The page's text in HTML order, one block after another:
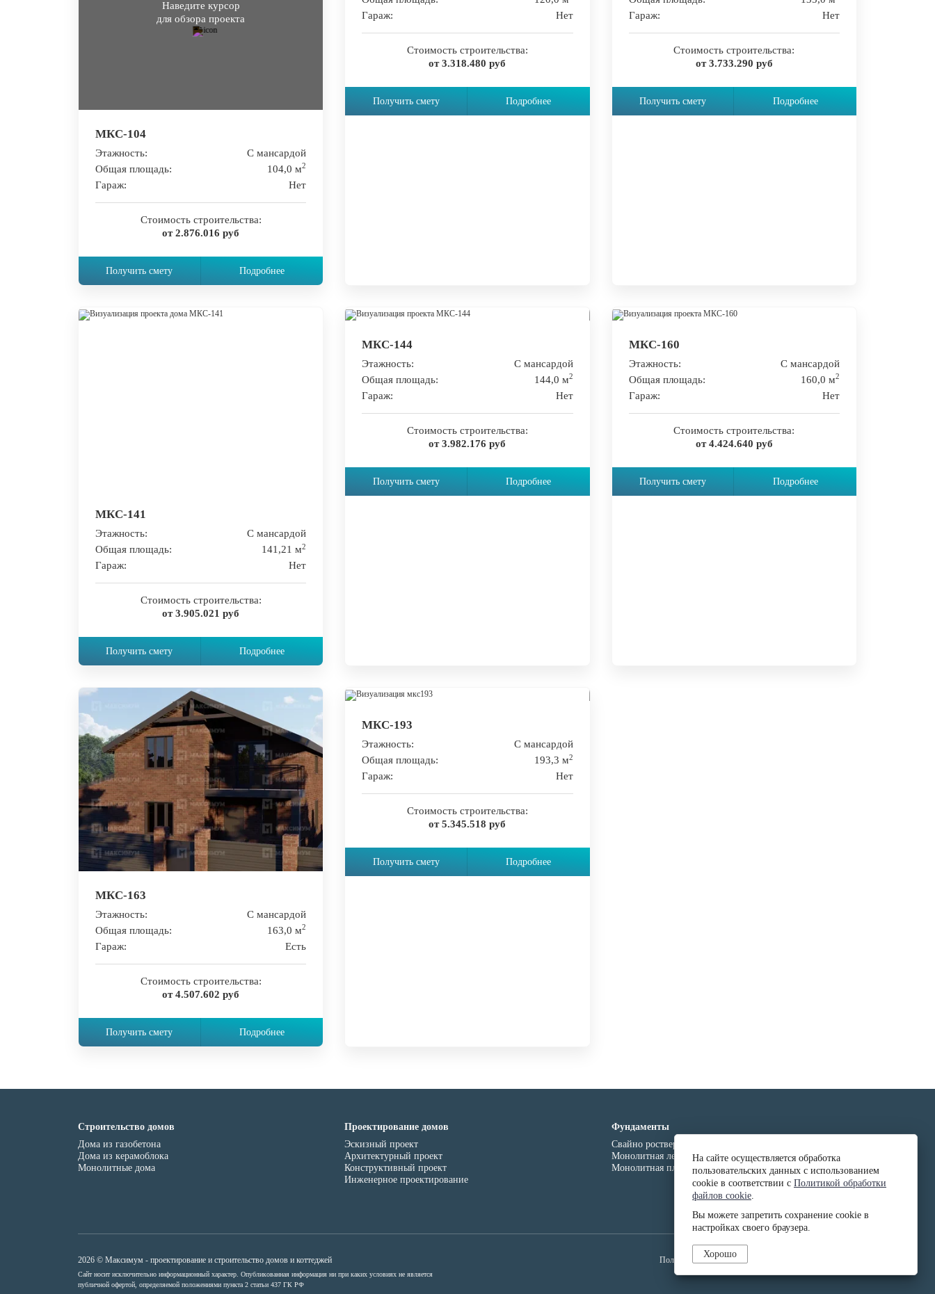
Наведите курсор
для обзора проекта
МКС-104
Этажность:
С мансардой
Общая площадь:
104,0 м2
Гараж: Нет
Стоимость строительства:
от 2.876.016 руб
Получить смету Подробнее
Гараж: Нет
Стоимость строительства:
от 3.318.480 руб
Получить смету Подробнее
Гараж: Нет
Стоимость строительства:
от 3.733.290 руб
Получить смету Подробнее
МКС-141
Этажность:
С мансардой
Общая площадь:
141,21 м2
Гараж: Нет
Стоимость строительства:
от 3.905.021 руб
Получить смету Подробнее
МКС-144
Этажность:
С мансардой
Общая площадь:
144,0 м2
Гараж: Нет
Стоимость строительства:
от 3.982.176 руб
Получить смету Подробнее
МКС-160
Этажность:
С мансардой
Общая площадь:
160,0 м2
Гараж: Нет
Стоимость строительства:
от 4.424.640 руб
Получить смету Подробнее
МКС-163
Этажность:
С мансардой
Общая площадь:
163,0 м2
Гараж: Есть
Стоимость строительства:
от 4.507.602 руб
Получить смету Подробнее
МКС-193
Этажность:
С мансардой
Общая площадь:
193,3 м2
Гараж: Нет
Стоимость строительства:
от 5.345.518 руб
Получить смету Подробнее
Строительство домов
Дома из газобетона
Дома из керамоблока
Монолитные дома
Проектирование домов
Эскизный проект
Архитектурный проект
Конструктивный проект
Инженерное проектирование
Фундаменты
Свайно ростверковый
Монолитная лента
Монолитная плита
2026 © Максимум - проектирование и строительство домов и коттеджей
Сайт носит исключительно информационный характер. Опубликованная информация ни при каких условиях не является
публичной офертой, определяемой положениями пункта 2 статьи 437 ГК РФ
Политика в отношении обработки персональных данных
На сайте осуществляется обработка
пользовательских данных с использованием
cookie в соответствии с Политикой обработки
файлов cookie.
Вы можете запретить сохранение cookie в
настройках своего браузера.
Хорошо